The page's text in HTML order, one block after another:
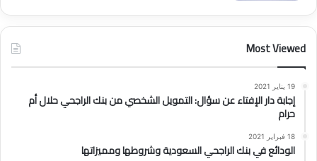
Most Viewed
19 يناير 2021
إجابة دار الإفتاء عن سؤال: التمويل الشخصي من بنك الراجحي حلال أم
حرام
18 فبراير 2021
الودائع في بنك الراجحي السعودية وشروطها ومميزاتها